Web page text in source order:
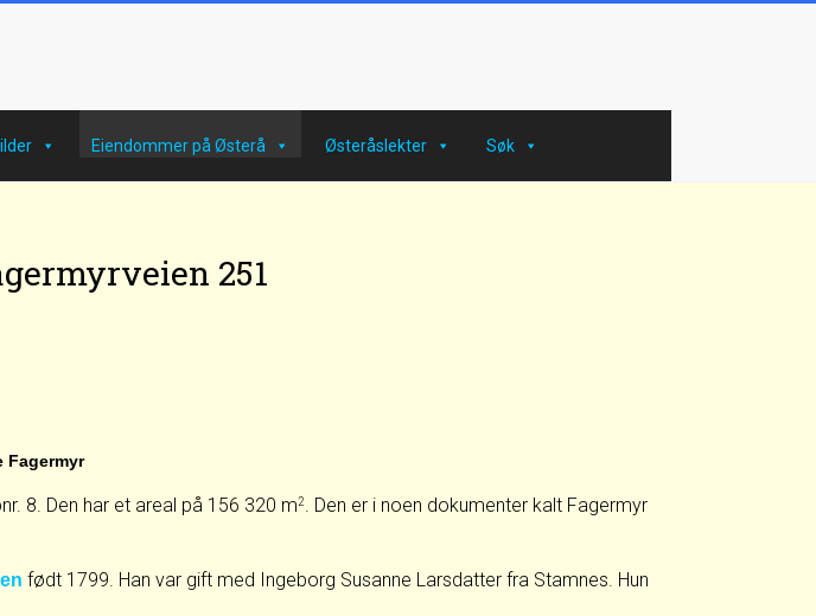
Eiendommer på Østerå Østeråslekter Søk
251
Fagermyr
8. Den har et areal på 156 320 m2. Den er i noen dokumenter kalt Fagermyr
født 1799. Han var gift med Ingeborg Susanne Larsdatter fra Stamnes. Hun